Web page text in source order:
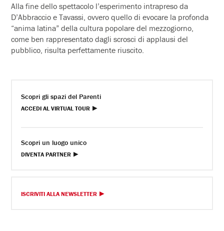
Alla fine dello spettacolo l’esperimento intrapreso da
D’Abbraccio e Tavassi, ovvero quello di evocare la profonda
“anima latina” della cultura popolare del mezzogiorno,
come ben rappresentato dagli scrosci di applausi del
pubblico, risulta perfettamente riuscito.
Scopri gli spazi del Parenti
ACCEDI AL VIRTUAL TOUR
Scopri un luogo unico
DIVENTA PARTNER
ISCRIVITI ALLA NEWSLETTER